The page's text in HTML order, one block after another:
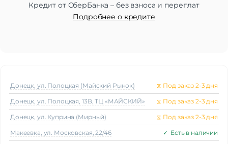
Кредит от СберБанка – без взноса и переплат
Подробнее о кредите
Донецк, ул. Полоцкая (Майский Рынок) ⧖ Под заказ 2-3 дня
Донецк, ул. Полоцкая, 13В, ТЦ «МАЙСКИЙ» ⧖ Под заказ 2-3 дня
Донецк, ул. Куприна (Мирный) ⧖ Под заказ 2-3 дня
Макеeвка, ул. Московская, 22/46 ✓ Есть в наличии